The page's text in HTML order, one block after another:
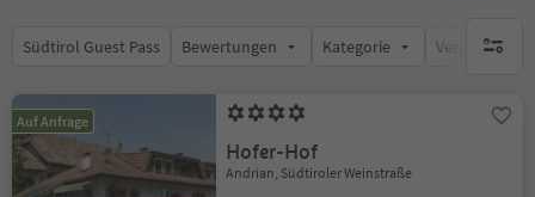
Südtirol Guest Pass Bewertungen Kategorie keine
Auf Anfrage
Hofer-Hof
Andrian, Südtiroler Weinstraße